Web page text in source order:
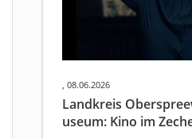
, 08.06.2026
Landkreis
useum: Kino im